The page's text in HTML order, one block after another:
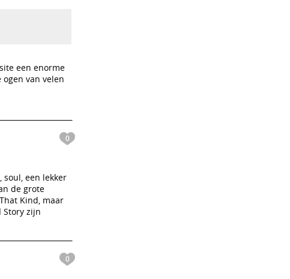
een enorme
van velen
0
een lekker
de grote
Kind, maar
Story zijn
0